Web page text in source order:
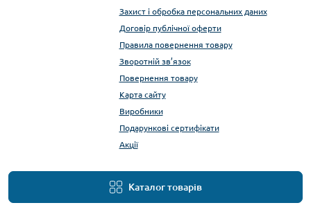
Захист і обробка персональних даних
Договір публічної оферти
Правила повернення товару
Зворотній зв’язок
Повернення товару
Карта сайту
Виробники
Подарункові сертифікати
Акції
Каталог товарів